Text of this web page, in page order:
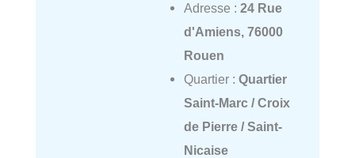
Adresse : 24 Rue
d'Amiens, 76000
Rouen
Quartier : Quartier
Saint-Marc / Croix
de Pierre / Saint-
Nicaise